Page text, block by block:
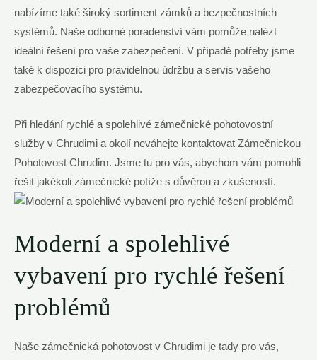
nabízíme také široký sortiment zámků a bezpečnostních
systémů. Naše odborné poradenství vám pomůže nalézt
ideální řešení pro vaše zabezpečení. V případě potřeby jsme
také k dispozici pro pravidelnou údržbu a servis vašeho
zabezpečovacího systému.
Při hledání rychlé a spolehlivé zámečnické pohotovostní
služby v Chrudimi a okolí neváhejte kontaktovat Zámečnickou
Pohotovost Chrudim. Jsme tu pro vás, abychom vám pomohli
řešit jakékoli zámečnické potíže s důvěrou a zkušeností.
Moderní a spolehlivé
vybavení pro rychlé řešení
problémů
Naše zámečnická pohotovost v Chrudimi je tady pro vás,